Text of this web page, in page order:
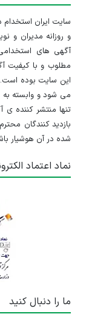
و روزانه مدیران و
آگهی های
مطلوب و با کیفیت
این سایت بوده
می شود و وابسته به
تنها منتشر کننده ی
بازدید کنندگان
شده در آن هوشیار
نماد اعتماد
ما را دنبال کنید